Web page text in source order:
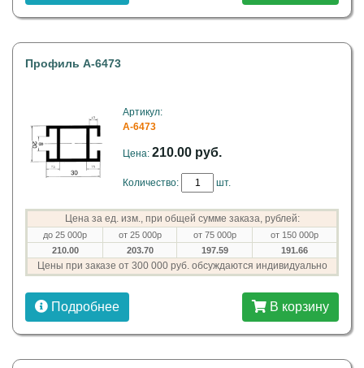
Профиль A-6473
Артикул:
A-6473
Цена: 210.00 руб.
Количество: шт.
Цена за ед. изм., при общей сумме заказа, рублей:
до 25 000р от 25 000р от 75 000р
от 150 000р
210.00
203.70 197.59 191.66
Цены при заказе от 300 000 руб. обсуждаются индивидуально
Подробнее В корзину